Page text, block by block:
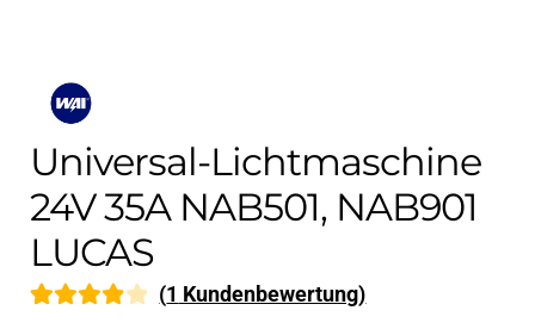
Universal-Lichtmaschine
24V 35A NAB501, NAB901
LUCAS
(1 Kundenbewertung)